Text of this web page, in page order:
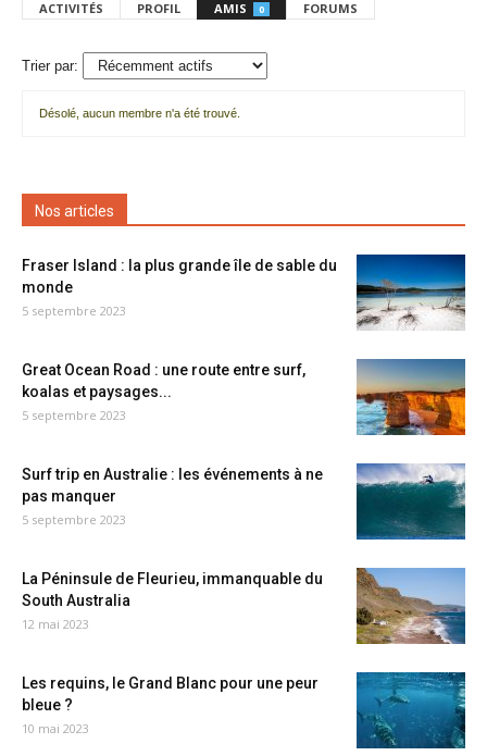
ACTIVITÉS PROFIL AMIS 0 FORUMS
Trier par:
amis
Désolé, aucun membre n'a été trouvé.
Nos articles
Fraser Island : la plus grande île de sable du
monde
5 septembre 2023
Great Ocean Road : une route entre surf,
koalas et paysages...
5 septembre 2023
Surf trip en Australie : les événements à ne
pas manquer
5 septembre 2023
La Péninsule de Fleurieu, immanquable du
South Australia
12 mai 2023
Les requins, le Grand Blanc pour une peur
bleue ?
10 mai 2023